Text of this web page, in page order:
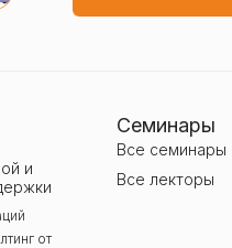
и
от
Семинары
Все семинары
Все лекторы